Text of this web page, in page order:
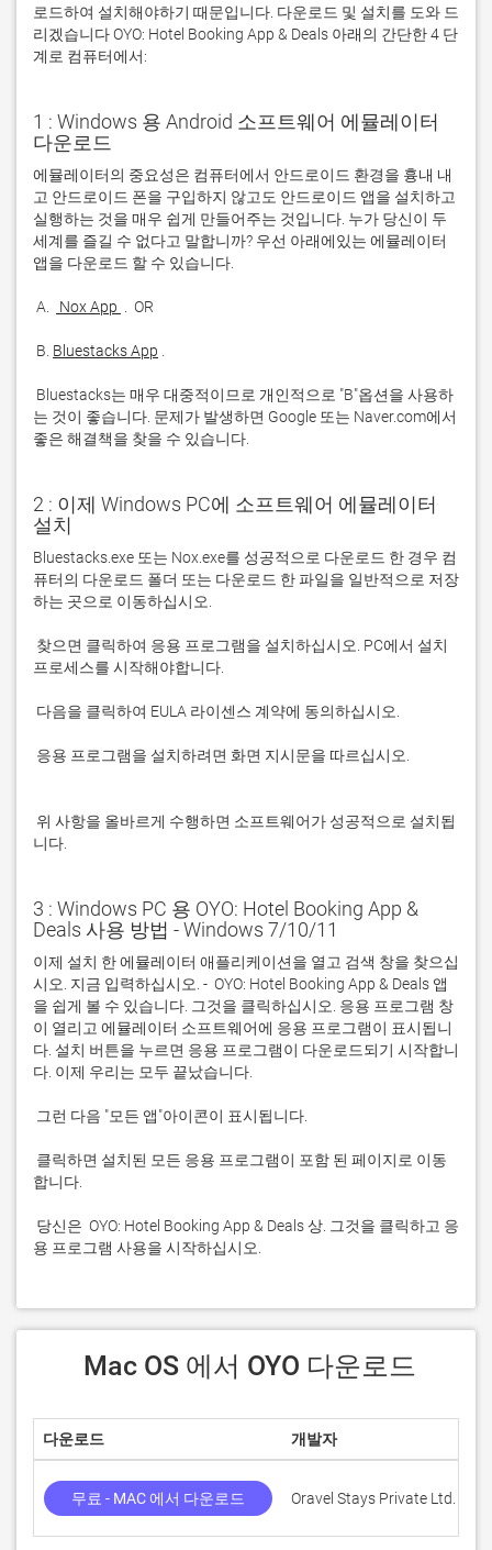
로드하여 설치해야하기 때문입니다. 다운로드 및 설치를 도와 드
리겠습니다 OYO: Hotel Booking App & Deals 아래의 간단한 4 단
계로 컴퓨터에서:
1 : Windows 용 Android 소프트웨어 에뮬레이터
다운로드
에뮬레이터의 중요성은 컴퓨터에서 안드로이드 환경을 흉내 내
고 안드로이드 폰을 구입하지 않고도 안드로이드 앱을 설치하고
실행하는 것을 매우 쉽게 만들어주는 것입니다. 누가 당신이 두
세계를 즐길 수 없다고 말합니까? 우선 아래에있는 에뮬레이터
A. Nox App
B. Bluestacks App
는 것이 좋습니다. 문제가 발생하면 Google 또는 Naver.com에서
좋은 해결책을 찾을 수 있습니다.
2 : 이제 Windows PC에 소프트웨어 에뮬레이터
설치
Bluestacks.exe 또는 Nox.exe를 성공적으로 다운로드 한 경우 컴
퓨터의 다운로드 폴더 또는 다운로드 한 파일을 일반적으로 저장
니다.
3 : Windows PC 용 OYO: Hotel Booking App &
Deals 사용 방법 - Windows 7/10/11
이제 설치 한 에뮬레이터 애플리케이션을 열고 검색 창을 찾으십
시오. 지금 입력하십시오. -  OYO: Hotel Booking App & Deals 앱
을 쉽게 볼 수 있습니다. 그것을 클릭하십시오. 응용 프로그램 창
이 열리고 에뮬레이터 소프트웨어에 응용 프로그램이 표시됩니
다. 설치 버튼을 누르면 응용 프로그램이 다운로드되기 시작합니
용 프로그램 사용을 시작하십시오.
Mac OS 에서 OYO 다운로드
다운로드 개발자
무료 - MAC 에서 다운로드 Oravel Stays Private Ltd.